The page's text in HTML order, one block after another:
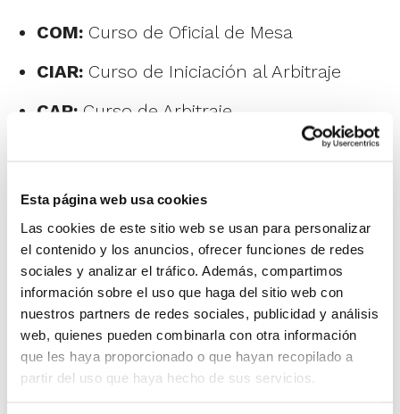
Esta página web usa cookies
Las cookies de este sitio web se usan para personalizar
el contenido y los anuncios, ofrecer funciones de redes
sociales y analizar el tráfico. Además, compartimos
información sobre el uso que haga del sitio web con
nuestros partners de redes sociales, publicidad y análisis
web, quienes pueden combinarla con otra información
que les haya proporcionado o que hayan recopilado a
partir del uso que haya hecho de sus servicios.
COM: Curso de Oficial de Mesa
CIAR: Curso de Iniciación al Arbitraje
CAR: Curso de Arbitraje
adquirir los conocimientos y habilidades necesarias que
permitan realizar el trabajo de arbitraje y de anotación
en los encuentros de baloncesto, tanto de las
Competiciones FBCV como de los Jocs Esportius de la
Comunitat Valenciana (JECV).
Todos los Cursos se realizarán en
cuentan con una parte de formación Presencial y otra